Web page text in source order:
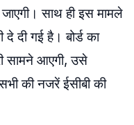
साथ ही इस मामले
दी गई है। बोर्ड का
सामने आएगी, उसे
की नजरें ईसीबी की